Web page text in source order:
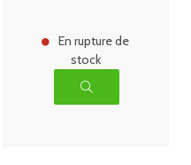
En rupture de
stock